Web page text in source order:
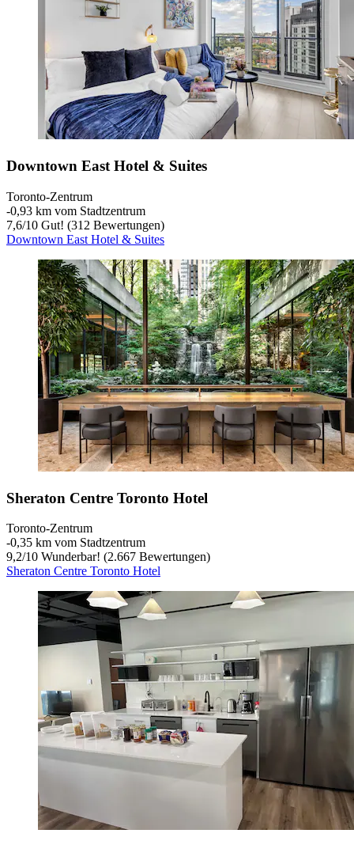
Downtown East Hotel & Suites
Toronto-Zentrum
‐0,93 km vom Stadtzentrum
7,6/10 Gut! (312 Bewertungen)
Downtown East Hotel & Suites
Sheraton Centre Toronto Hotel
Toronto-Zentrum
‐0,35 km vom Stadtzentrum
9,2/10 Wunderbar! (2.667 Bewertungen)
Sheraton Centre Toronto Hotel